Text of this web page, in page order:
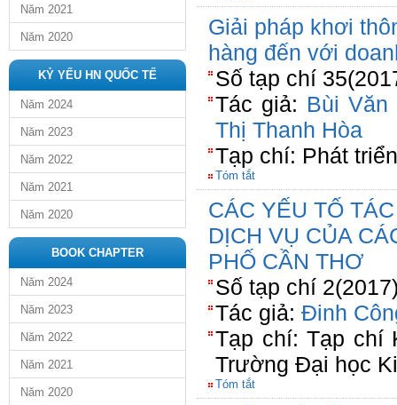
Năm 2021
Năm 2020
KỶ YẾU HN QUỐC TẾ
Năm 2024
Năm 2023
Năm 2022
Năm 2021
Năm 2020
BOOK CHAPTER
Năm 2024
Năm 2023
Năm 2022
Năm 2021
Năm 2020
Giải pháp khơi
hàng đến với
Số tạp chí
Tác giả: Bùi Văn
Thị Thanh Hòa
Tạp chí: Phát
Tóm tắt
CÁC YẾU TỐ
DỊCH VỤ CỦA
PHỐ CẦN THƠ
Số tạp chí
Tác giả: Đinh
Tạp chí: Tạp chí
Trường Đại học
Tóm tắt